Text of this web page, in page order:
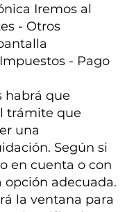
Iremos al
- Otros
- Pago
habrá que
trámite que
una
Según si
en cuenta o con
adecuada.
la ventana para